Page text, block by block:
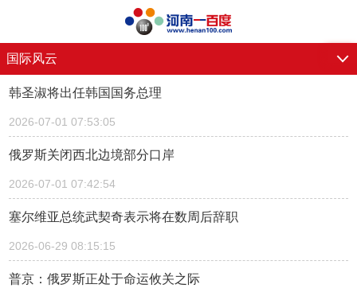
国际风云
韩圣淑将出任韩国国务总理
2026-07-01 07:53:05
俄罗斯关闭西北边境部分口岸
2026-07-01 07:42:54
塞尔维亚总统武契奇表示将在数周后辞职
2026-06-29 08:15:15
普京：俄罗斯正处于命运攸关之际